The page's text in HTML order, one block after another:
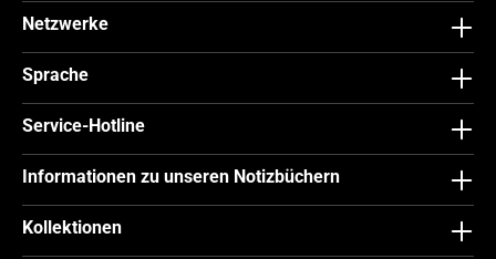
Netzwerke
Sprache
Service-Hotline
Informationen zu unseren Notizbüchern
Kollektionen